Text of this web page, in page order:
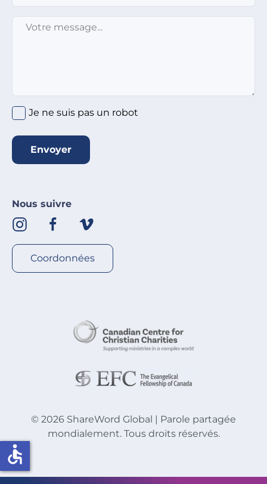
Message
Je ne suis pas un robot
Envoyer
Nous suivre
Coordonnées
© 2026 ShareWord Global | Parole partagée
mondialement. Tous droits réservés.
accessible